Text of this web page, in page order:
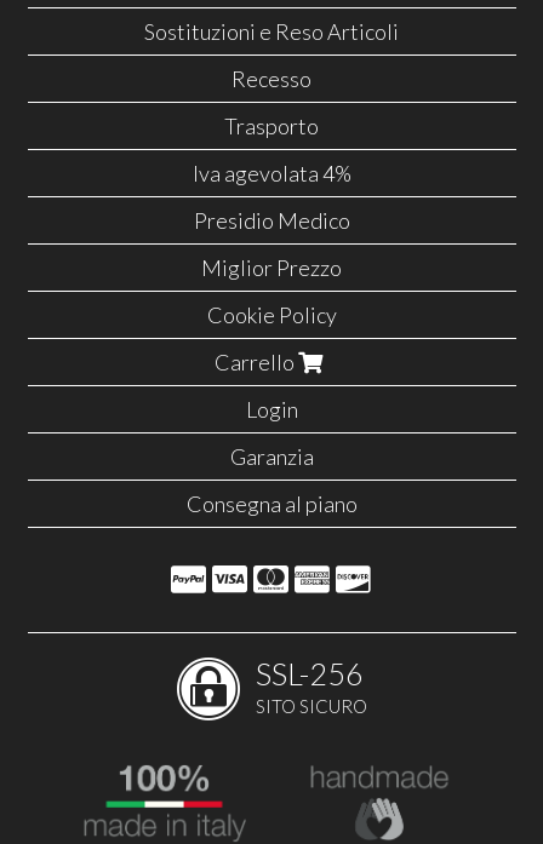
Sostituzioni e Reso Articoli
Recesso
Trasporto
Iva agevolata 4%
Presidio Medico
Miglior Prezzo
Cookie Policy
Carrello
Login
Garanzia
Consegna al piano
SSL-256
SITO SICURO